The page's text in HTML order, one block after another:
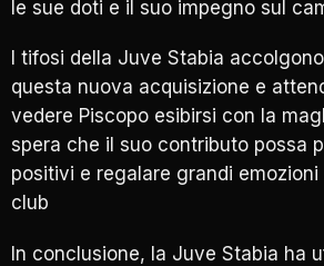
le sue doti e il suo impegno sul
I tifosi della Juve Stabia
questa nuova acquisizione e
vedere Piscopo esibirsi con la
spera che il suo contributo possa
positivi e regalare grandi emozioni
club
In conclusione, la Juve Stabia ha